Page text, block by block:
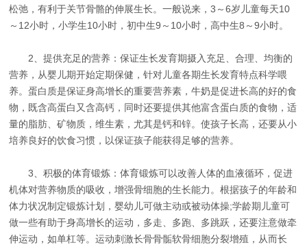
松弛，有利于关节骨骼的伸展生长。一般说来，3～6岁儿童每天10
～12小时，小学生10小时，初中生9～10小时，高中生8～9小时。
2、提供充足的营养：保证生长发育期摄入充足、合理、均衡的
营养，从婴儿期开始定期保健，针对儿童各期生长发育特点科学喂
养。蛋白质是保证身高增长的重要营养素，牛奶是促进长高的好的食
物，既含高蛋白又含高钙，同时还要提供其他富含蛋白质的食物，适
量的脂肪、矿物质，维生素，尤其是钙和锌。使孩子长高，还要从小
培养良好的饮食习惯，以保证孩子能获得足够的营养。
3、积极的体育锻炼：体育锻炼可以改善人体的血液循环，促进
机体对营养物质的吸收，增强骨细胞的生长能力。根据孩子的年龄和
体力状况制定锻炼计划，婴幼儿可做主动或被动体操;学龄期儿童可
做一些有助于身高增长的运动，多走、多跑、多跳跃，还要注意做牵
伸运动，如单杠等。运动刺激长骨骨骺软骨细胞分裂增殖，从而长